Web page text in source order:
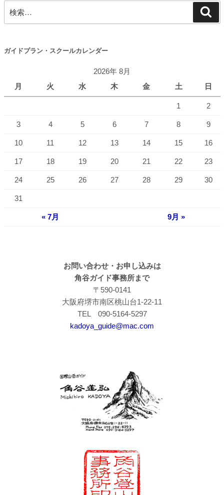
ン
索:
索
ガイドプラン・スクールカレンダー
2026年 8月
月
火 水 木 金 土 日
1 2
3 4 5 6 7 8 9
10 11 12 13 14 15 16
17 18 19 20 21 22 23
24 25 26 27 28 29 30
31
« 7月 9月 »
お問い合わせ・お申し込みは
角谷ガイド事務所まで
〒590-0141
大阪府堺市南区桃山台1-22-11
TEL 090-5164-5297
kadoya_guide@mac.com